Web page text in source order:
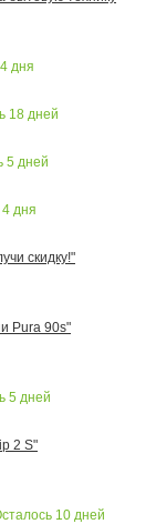
4 дня
18 дней
5 дней
4 дня
скидку!"
Pura 90s"
5 дней
2 S"
10 дней